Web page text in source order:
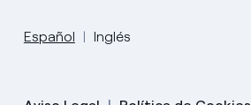
Español Inglés